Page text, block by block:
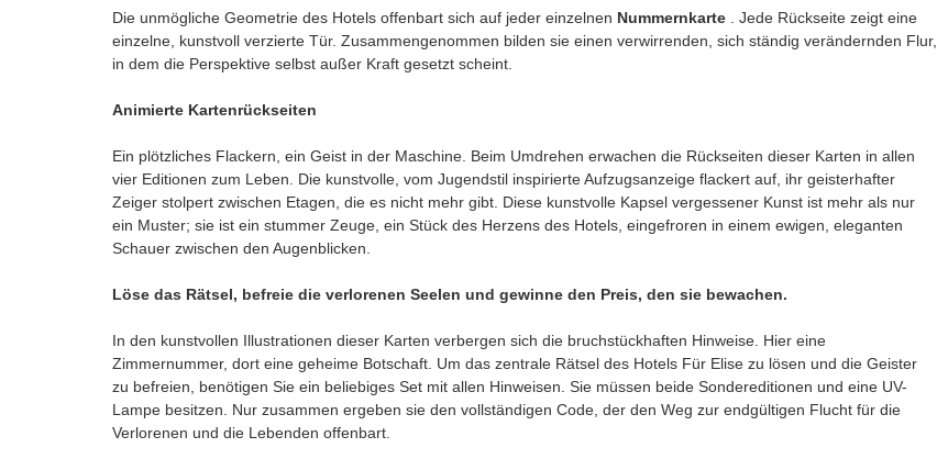
Die unmögliche Geometrie des Hotels offenbart sich auf jeder einzelnen Nummernkarte . Jede Rückseite zeigt eine
einzelne, kunstvoll verzierte Tür. Zusammengenommen bilden sie einen verwirrenden, sich ständig verändernden Flur,
in dem die Perspektive selbst außer Kraft gesetzt scheint.
Animierte Kartenrückseiten
Ein plötzliches Flackern, ein Geist in der Maschine. Beim Umdrehen erwachen die Rückseiten dieser Karten in allen
vier Editionen zum Leben. Die kunstvolle, vom Jugendstil inspirierte Aufzugsanzeige flackert auf, ihr geisterhafter
Zeiger stolpert zwischen Etagen, die es nicht mehr gibt. Diese kunstvolle Kapsel vergessener Kunst ist mehr als nur
ein Muster; sie ist ein stummer Zeuge, ein Stück des Herzens des Hotels, eingefroren in einem ewigen, eleganten
Schauer zwischen den Augenblicken.
Löse das Rätsel, befreie die verlorenen Seelen und gewinne den Preis, den sie bewachen.
In den kunstvollen Illustrationen dieser Karten verbergen sich die bruchstückhaften Hinweise. Hier eine
Zimmernummer, dort eine geheime Botschaft. Um das zentrale Rätsel des Hotels Für Elise zu lösen und die Geister
zu befreien, benötigen Sie ein beliebiges Set mit allen Hinweisen. Sie müssen beide Sondereditionen und eine UV-
Lampe besitzen. Nur zusammen ergeben sie den vollständigen Code, der den Weg zur endgültigen Flucht für die
Verlorenen und die Lebenden offenbart.